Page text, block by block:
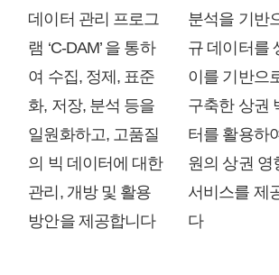
데이터 관리 프로그
램 ‘C-DAM’ 을 통하
여 수집, 정제, 표준
화, 저장, 분석 등을
일원화하고, 고품질
의 빅 데이터에 대한
관리, 개방 및 활용
방안을 제공합니다
분석을 기반
규 데이터를
이를 기반으
구축한 상권
터를 활용하
원의 상권 영
서비스를 제
다